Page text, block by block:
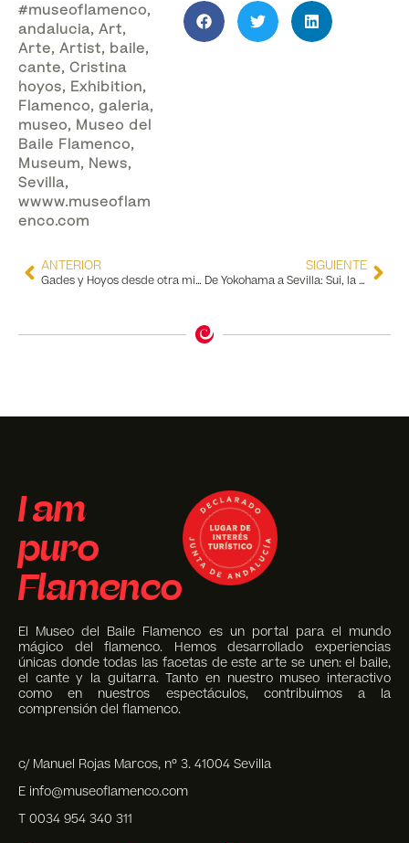
#museoflamenco,
andalucia, Art,
Arte, Artist, baile,
cante, Cristina
hoyos, Exhibition,
Flamenco, galeria,
museo, Museo del
Baile Flamenco,
Museum, News,
Sevilla,
wwww.museoflam
enco.com
ANTERIOR
Gades y Hoyos desde otra mirada
SIGUIENTE
De Yokohama a Sevilla: Sui, la niña prodigio del flamenco, se sube a nuestro tablao
I am
puro
Flamenco
El Museo del Baile Flamenco es un portal para el mundo
mágico del flamenco. Hemos desarrollado experiencias
únicas donde todas las facetas de este arte se unen: el baile,
el cante y la guitarra. Tanto en nuestro museo interactivo
como en nuestros espectáculos, contribuimos a la
comprensión del flamenco.
c/ Manuel Rojas Marcos, nº 3. 41004 Sevilla
E info@museoflamenco.com
T 0034 954 340 311